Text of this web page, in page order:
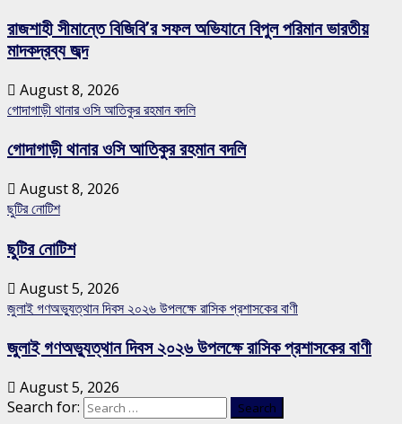
রাজশাহী সীমান্তে বিজিবি’র সফল অভিযানে বিপুল পরিমান ভারতীয়
মাদকদ্রব্য জব্দ
August 8, 2026
গোদাগাড়ী থানার ওসি আতিকুর রহমান বদলি
গোদাগাড়ী থানার ওসি আতিকুর রহমান বদলি
August 8, 2026
ছুটির নোটিশ
ছুটির নোটিশ
August 5, 2026
জুলাই গণঅভ্যুত্থান দিবস ২০২৬ উপলক্ষে রাসিক প্রশাসকের বাণী
জুলাই গণঅভ্যুত্থান দিবস ২০২৬ উপলক্ষে রাসিক প্রশাসকের বাণী
August 5, 2026
Search for: